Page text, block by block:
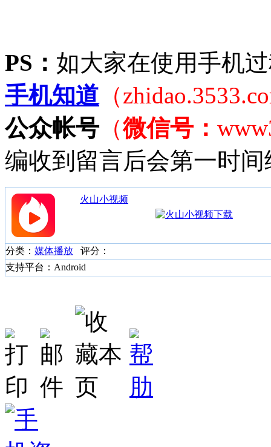
PS： 如大家在使用手机
手机知道 （
公众帐号（微信号：
编收到留言后会第一时
火山小视频
分类： 媒体播放 评分：
支持平台：Android